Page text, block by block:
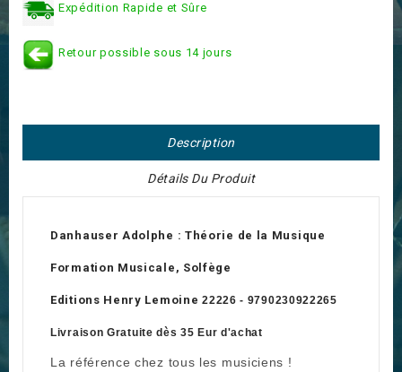
Expédition Rapide et Sûre
Retour possible sous 14 jours
Description
Détails Du Produit
Danhauser Adolphe : Théorie de la Musique
Formation Musicale, Solfège
Editions Henry Lemoine22226 - 9790230922265
Livraison Gratuite dès 35 Eur d'achat
La référence chez tous les musiciens !